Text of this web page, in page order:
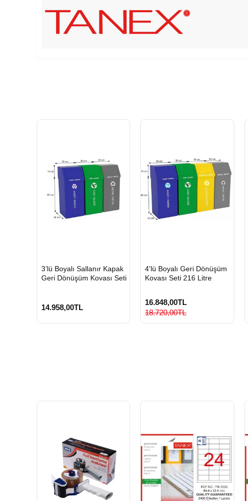
900 TL Üzeri Kargo Ücretsiz
GÖNDERİ
3’lü Boyalı Sallanır Kapak
Geri Dönüşüm Kovası Seti
14.958,00TL
GÖNDERİ
4'lü Boyalı Geri Dönüşüm
Kovası Seti 216 Litre
16.848,00TL
18.720,00TL